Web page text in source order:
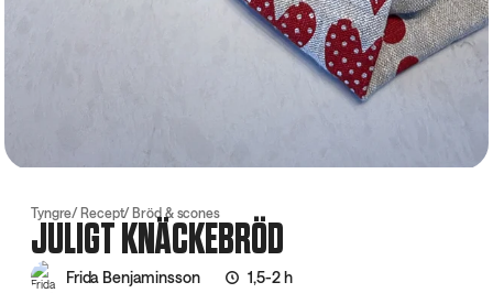
Tyngre Recept Bröd & scones
JULIGT KNÄCKEBRÖD
Frida Benjaminsson 1,5-2 h